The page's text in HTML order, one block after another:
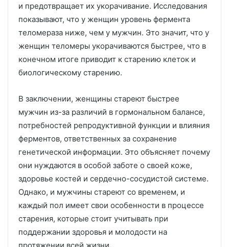
и предотвращает их укорачивание. Исследования
показывают, что у женщин уровень фермента
теломераза ниже, чем у мужчин. Это значит, что у
женщин теломеры укорачиваются быстрее, что в
конечном итоге приводит к старению клеток и
биологическому старению.
В заключении, женщины стареют быстрее
мужчин из-за различий в гормональном балансе,
потребностей репродуктивной функции и влияния
ферментов, ответственных за сохранение
генетической информации. Это объясняет почему
они нуждаются в особой заботе о своей коже,
здоровье костей и сердечно-сосудистой системе.
Однако, и мужчины стареют со временем, и
каждый пол имеет свои особенности в процессе
старения, которые стоит учитывать при
поддержании здоровья и молодости на